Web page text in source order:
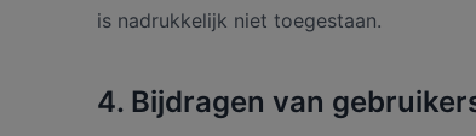
is nadrukkelijk niet toegestaan.
4. Bijdragen van